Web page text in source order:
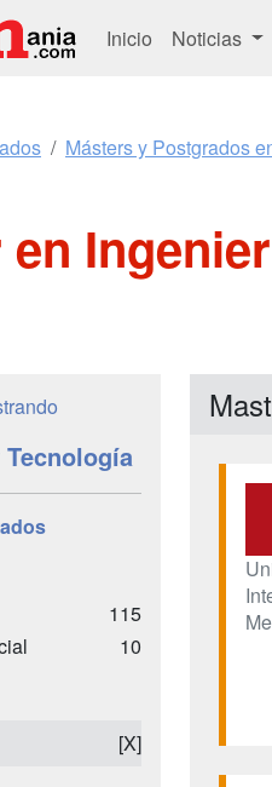
Inicio Noticias
Másters y Postgrados
en
115
10
[X]